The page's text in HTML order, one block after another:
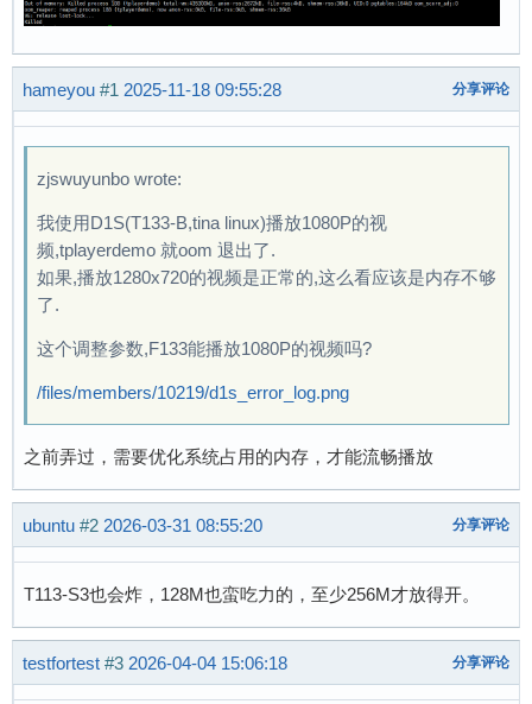
hameyou #1 2025-11-18 09:55:28 分享评论
zjswuyunbo wrote:
我使用D1S(T133-B,tina linux)播放1080P的视
频,tplayerdemo 就oom 退出了.
如果,播放1280x720的视频是正常的,这么看应该是内存不够
了.
这个调整参数,F133能播放1080P的视频吗?
/files/members/10219/d1s_error_log.png
之前弄过，需要优化系统占用的内存，才能流畅播放
ubuntu #2 2026-03-31 08:55:20 分享评论
T113-S3也会炸，128M也蛮吃力的，至少256M才放得开。
testfortest #3 2026-04-04 15:06:18 分享评论